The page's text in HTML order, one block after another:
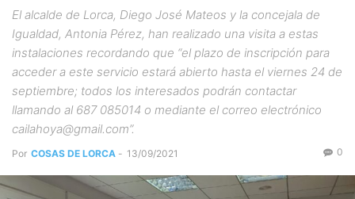
El alcalde de Lorca, Diego José Mateos y la concejala de
Igualdad, Antonia Pérez, han realizado una visita a estas
instalaciones recordando que “el plazo de inscripción para
acceder a este servicio estará abierto hasta el viernes 24 de
septiembre; todos los interesados podrán contactar
llamando al 687 085014 o mediante el correo electrónico
cailahoya@gmail.com”.
Por COSAS DE LORCA - 13/09/2021 0